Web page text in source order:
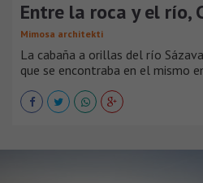
Entre la roca y el río,
Mimosa architekti
La cabaña a orillas del río
que se encontraba en el mismo